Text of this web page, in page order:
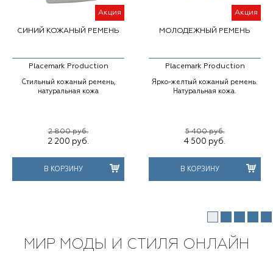
Акция
СИНИЙ КОЖАНЫЙ РЕМЕНЬ
Placemark Production
Стильный кожаный ремень,
натуральная кожа
2 800 руб.
2 200 руб.
В КОРЗИНУ
Акция
МОЛОДЕЖНЫЙ РЕМЕНЬ
Placemark Production
Ярко-желтый кожаный ремень.
Натуральная кожа.
5 400 руб.
4 500 руб.
В КОРЗИНУ
МИР МОДЫ И СТИЛЯ ОНЛАЙН